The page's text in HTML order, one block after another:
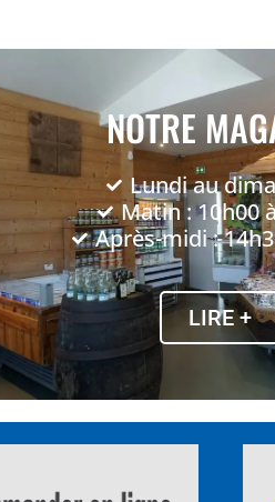
NOTRE
Lundi au
Matin : 10h00
Après-midi :
LIRE +